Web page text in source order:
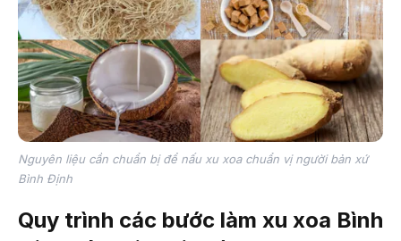
Nguyên liệu cần chuẩn bị để nấu xu xoa chuẩn vị người bản xứ
Bình Định
Quy trình các bước làm xu xoa Bình